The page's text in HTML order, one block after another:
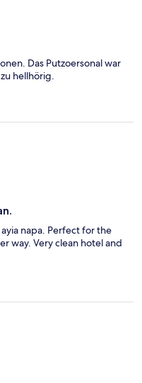
Das Putzoersonal war
hellhörig.
napa. Perfect for the
way. Very clean hotel and